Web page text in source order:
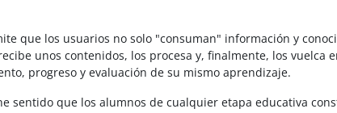
que los usuarios no solo "consuman" información y
unos contenidos, los procesa y, finalmente, los vuelca
progreso y evaluación de su mismo aprendizaje.
sentido que los alumnos de cualquier etapa educativa